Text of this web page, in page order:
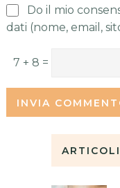
Do il mio
dati (nome, email,
7 + 8 =